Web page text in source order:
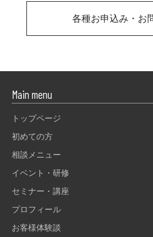
各種お申込み・お
Main menu
トップページ
初めての方
相談メニュー
イベント・研修
セミナー・講座
プロフィール
お客様体験談